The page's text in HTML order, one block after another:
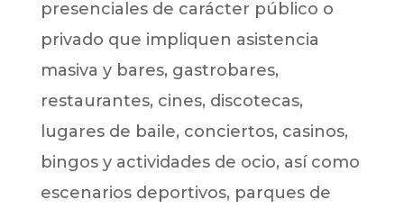
presenciales de carácter público o
privado que impliquen asistencia
masiva y bares, gastrobares,
restaurantes, cines, discotecas,
lugares de baile, conciertos, casinos,
bingos y actividades de ocio, así como
escenarios deportivos, parques de